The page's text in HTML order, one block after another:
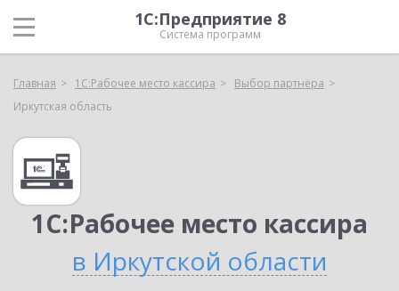
1С:Предприятие 8
Система программ
Главная 1С:Рабочее место кассира
Выбор партнёра
Иркутская область
1С:Рабочее место кассира
в Иркутской области